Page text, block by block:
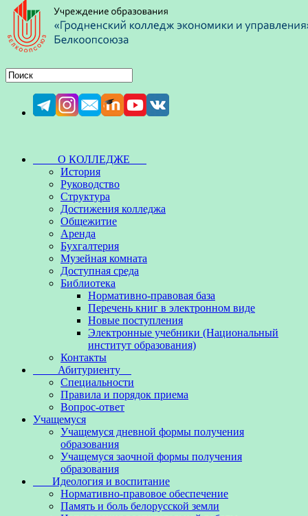
О КОЛЛЕДЖЕ
История
Руководство
Структура
Достижения колледжа
Общежитие
Аренда
Бухгалтерия
Музейная комната
Доступная среда
Библиотека
Нормативно-правовая база
Перечень книг в электронном виде
Новые поступления
Электронные учебники (Национальный
институт образования)
Контакты
Абитуриенту
Специальности
Правила и порядок приема
Вопрос-ответ
Учащемуся
Учащемуся дневной формы получения
образования
Учащемуся заочной формы получения
образования
Идеология и воспитание
Нормативно-правовое обеспечение
Память и боль белорусской земли